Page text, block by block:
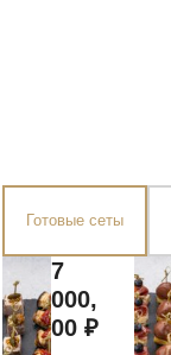
Готовые сеты
7
000,
00 ₽